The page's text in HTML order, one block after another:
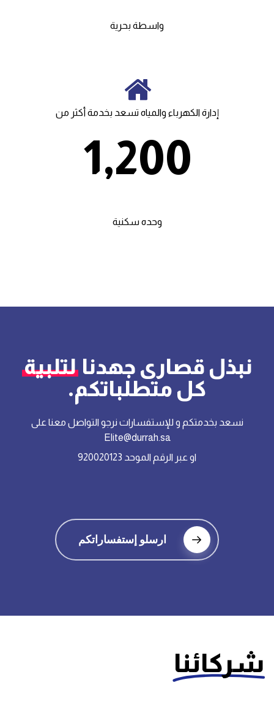
واسطة بحرية
إدارة الكهرباء والمياه تسعد بخدمة أكثر من
1,200
وحده سكنية
نبذل قصارى جهدنالتلبية
كل متطلباتكم.
نسعد بخدمتكم و للإستفسارات نرجو التواصل معنا على
Elite@durrah.sa
او عبر الرقم الموحد 920020123
ارسلو إستفساراتكم
شركائنا